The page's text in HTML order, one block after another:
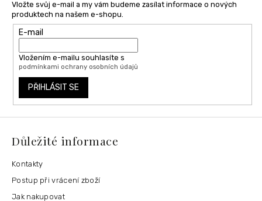
Vložte svůj e-mail a my vám budeme zasílat informace o nových
produktech na našem e-shopu.
E-mail
Vložením e-mailu souhlasíte s
podmínkami ochrany osobních údajů
PŘIHLÁSIT SE
Důležité informace
Kontakty
Postup při vrácení zboží
Jak nakupovat